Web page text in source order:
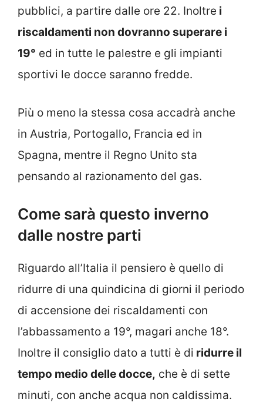
pubblici, a partire dalle ore 22. Inoltre i
riscaldamenti non dovranno superare i
19° ed in tutte le palestre e gli impianti
sportivi le docce saranno fredde.
Più o meno la stessa cosa accadrà anche
in Austria, Portogallo, Francia ed in
Spagna, mentre il Regno Unito sta
pensando al razionamento del gas.
Come sarà questo inverno
dalle nostre parti
Riguardo all’Italia il pensiero è quello di
ridurre di una quindicina di giorni il periodo
di accensione dei riscaldamenti con
l’abbassamento a 19°, magari anche 18°.
Inoltre il consiglio dato a tutti è di ridurre il
tempo medio delle docce, che è di sette
minuti, con anche acqua non caldissima.